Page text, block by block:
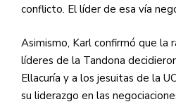
conflicto. El líder de esa vía
Asimismo, Karl confirmó que la
líderes de la Tandona
Ellacuría y a los jesuitas de la
su liderazgo en las